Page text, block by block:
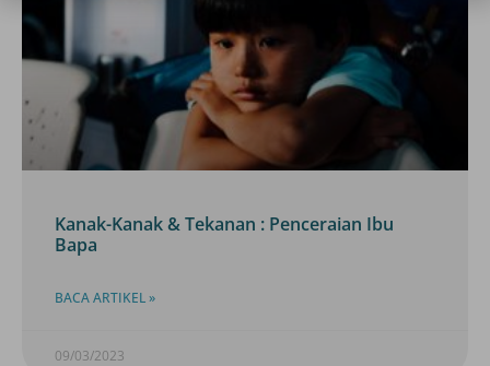
Kanak-Kanak & Tekanan : Penceraian Ibu
Bapa
BACA ARTIKEL »
09/03/2023